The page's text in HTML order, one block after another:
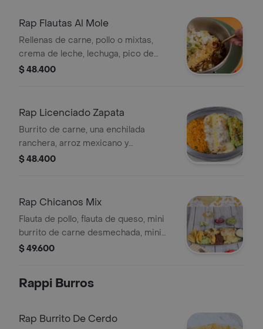
Rap Flautas Al Mole
Rellenas de carne, pollo o mixtas,
crema de leche, lechuga, pico de
gallo y queso rallado sobre salsa de
$ 48.400
Rap Licenciado Zapata
Burrito de carne, una enchilada
ranchera, arroz mexicano y
guacamole.
$ 48.400
Rap Chicanos Mix
Flauta de pollo, flauta de queso, mini
burrito de carne desmechada, mini
enchilada verde, pico de gallo, fríjol,
$ 49.600
Rappi Burros
Rap Burrito De Cerdo